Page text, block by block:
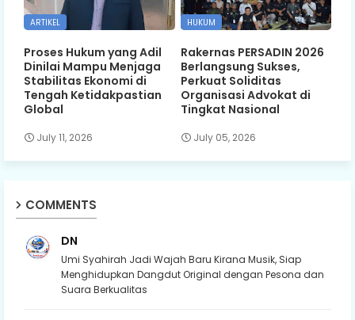
ARTIKEL
Proses Hukum yang Adil
Dinilai Mampu Menjaga
Stabilitas Ekonomi di
Tengah Ketidakpastian
Global
July 11, 2026
HUKUM
Rakernas PERSADIN 2026
Berlangsung Sukses,
Perkuat Soliditas
Organisasi Advokat di
Tingkat Nasional
July 05, 2026
COMMENTS
DN
Umi Syahirah Jadi Wajah Baru Kirana Musik, Siap
Menghidupkan Dangdut Original dengan Pesona dan
Suara Berkualitas